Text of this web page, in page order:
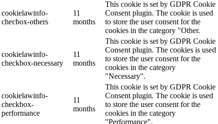
cookielawinfo-
checbox-others
11
months
This cookie is set by GDPR Cookie
Consent plugin. The cookie is used
to store the user consent for the
cookies in the category "Other.
cookielawinfo-
checkbox-necessary
11
months
This cookie is set by GDPR Cookie
Consent plugin. The cookies is used
to store the user consent for the
cookies in the category
"Necessary".
cookielawinfo-
checkbox-
performance
11
months
This cookie is set by GDPR Cookie
Consent plugin. The cookie is used
to store the user consent for the
cookies in the category
"Performance".